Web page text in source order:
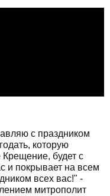
с праздником
которую
Крещение, будет с
и покрывает на всем
всех вас!" -
митрополит